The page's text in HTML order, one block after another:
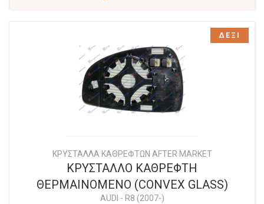
ΚΡΥΣΤΑΛΛΑ ΚΑΘΡΕΦΤΩΝ AFTER MARKET
ΚΡΥΣΤΑΛΛΟ ΚΑΘΡΕΦΤΗ
ΘΕΡΜΑΙΝΟΜΕΝΟ (CONVEX GLASS)
AUDI - R8 (2007-)
ΔΕΞΙ